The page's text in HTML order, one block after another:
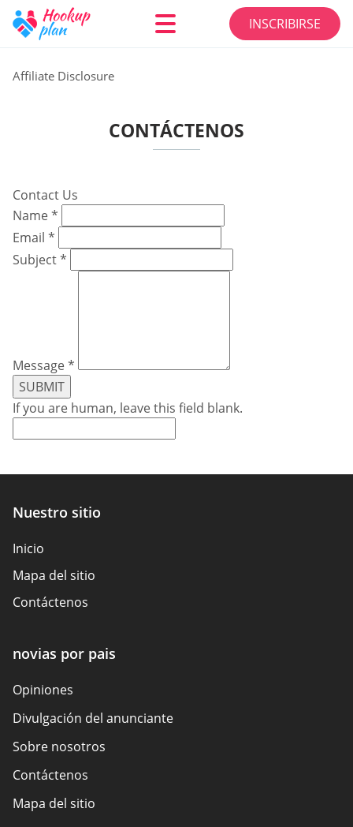
INSCRIBIRSE
Affiliate Disclosure
CONTÁCTENOS
Contact Us
Name*
Email *
Subject*
Message*
SUBMIT
If you are human, leave this field blank.
Nuestro sitio
Inicio
Mapa del sitio
Contáctenos
novias por pais
Opiniones
Divulgación del anunciante
Sobre nosotros
Contáctenos
Mapa del sitio